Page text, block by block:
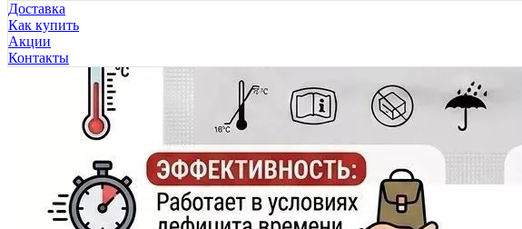
Доставка
Как купить
Акции
Контакты